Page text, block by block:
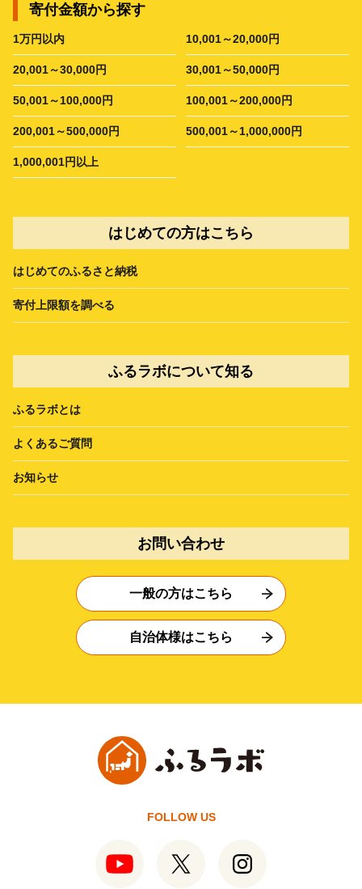
寄付金額から探す
1万円以内 10,001～20,000円
20,001～30,000円 30,001～50,000円
50,001～100,000円 100,001～200,000円
200,001～500,000円 500,001～1,000,000円
1,000,001円以上
はじめての方はこちら
はじめてのふるさと納税
寄付上限額を調べる
ふるラボについて知る
ふるラボとは
よくあるご質問
お知らせ
お問い合わせ
一般の方はこちら
自治体様はこちら
FOLLOW US